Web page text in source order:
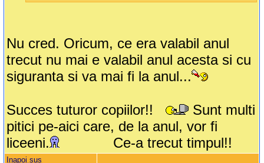
Nu cred. Oricum, ce era valabil anul
trecut nu mai e valabil anul acesta si cu
siguranta si va mai fi la anul...
Succes tuturor copiilor!!
Sunt multi
pitici pe-aici care, de la anul, vor fi
liceeni.
Ce-a trecut timpul!!
Inapoi sus